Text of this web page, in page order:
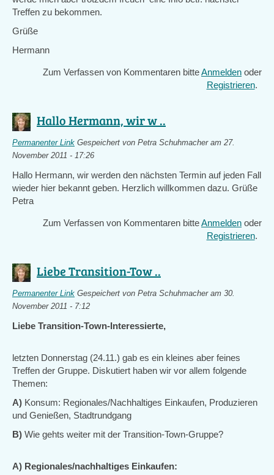
Treffen zu bekommen.
Grüße
Hermann
Zum Verfassen von Kommentaren bitteAnmelden oder
Registrieren.
Hallo Hermann, wir w ..
Permanenter Link Gespeichert von Petra Schuhmacheram 27.
November 2011 - 17:26
Hallo Hermann, wir werden den nächsten Termin auf jeden Fall
wieder hier bekannt geben. Herzlich willkommen dazu. Grüße
Petra
Zum Verfassen von Kommentaren bitteAnmelden oder
Registrieren.
Liebe Transition-Tow ..
Permanenter Link Gespeichert von Petra Schuhmacheram 30.
November 2011 - 7:12
Liebe Transition-Town-Interessierte,
letzten Donnerstag (24.11.) gab es ein kleines aber feines
Treffen der Gruppe. Diskutiert haben wir vor allem folgende
Themen:
A) Konsum: Regionales/Nachhaltiges Einkaufen, Produzieren
und Genießen, Stadtrundgang
B) Wie gehts weiter mit der Transition-Town-Gruppe?
A) Regionales/nachhaltiges Einkaufen: